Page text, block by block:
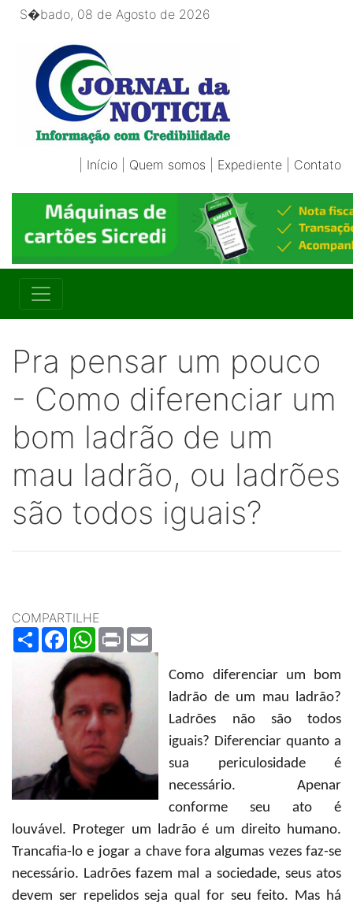
S�bado, 08 de Agosto de 2026
Início Quem somos Expediente Contato
Pra pensar um pouco
- Como diferenciar um
bom ladrão de um
mau ladrão, ou ladrões
são todos iguais?
COMPARTILHE
ShareFacebookWhatsApp
Print
Como diferenciar um bom
ladrão de um mau ladrão?
Ladrões não são todos
iguais? Diferenciar quanto a
sua periculosidade é
necessário. Apenar
conforme seu ato é
louvável. Proteger um ladrão é um direito humano.
Trancafia-lo e jogar a chave fora algumas vezes faz-se
necessário. Ladrões fazem mal a sociedade, seus atos
devem ser repelidos seja qual for seu feito. Mas há